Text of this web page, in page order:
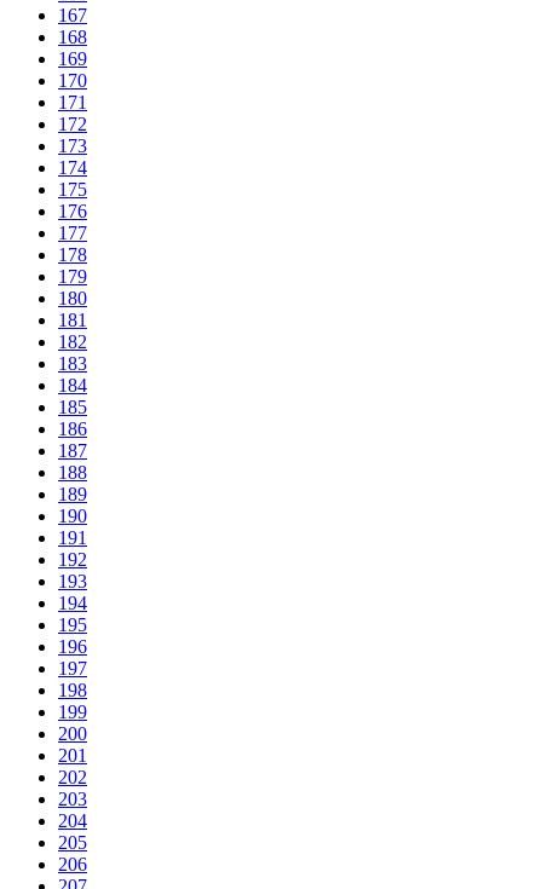
167
168
169
170
171
172
173
174
175
176
177
178
179
180
181
182
183
184
185
186
187
188
189
190
191
192
193
194
195
196
197
198
199
200
201
202
203
204
205
206